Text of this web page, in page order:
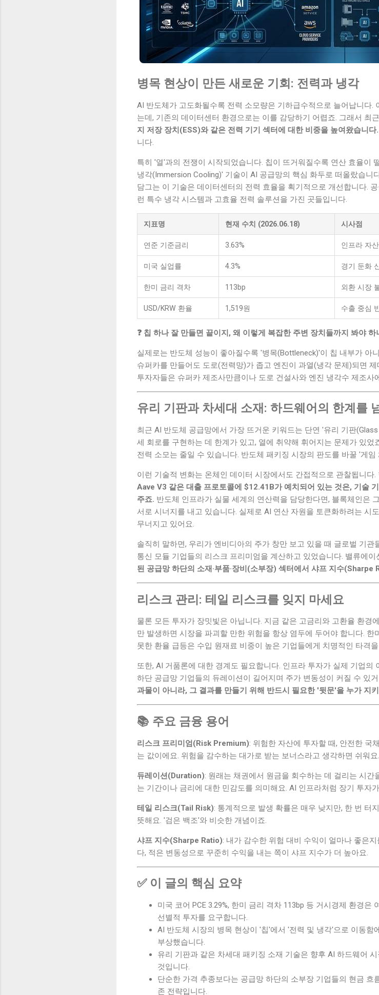
병목 현상이 만든 새로운 기회: 전력과 냉각
AI 반도체가 고도화될수록 전력 소모량은 기하급수적으로 늘어납니다.
는데, 기존의 데이터센터 환경으로는 이를 감당하기 어렵죠. 그래서 최근
지 저장 장치(ESS)와 같은 전력 기기 섹터에 대한 비중을 높여왔습니다.
니다.
특히 '열'과의 전쟁이 시작되었습니다. 칩이 뜨거워질수록 연산 효율이
냉각(Immersion Cooling)' 기술이 AI 공급망의 핵심 화두로 떠올랐습니
담그는 이 기술은 데이터센터의 전력 효율을 획기적으로 개선합니다.
런 특수 냉각 시스템과 고효율 전력 솔루션을 가진 곳들입니다.
지표명 현재 수치 (2026.06.18) 시사점
연준 기준금리 3.63% 인프라 자
미국 실업률 4.3% 경기 둔화
한미 금리 격차 113bp 외환 시장
USD/KRW 환율 1,519원 수출 중심
❓ 칩 하나 잘 만들면 끝이지, 왜 이렇게 복잡한 주변 장치들까지 봐야 하
실제로는 반도체 성능이 좋아질수록 '병목(Bottleneck)'이 칩 내부가 아
슈퍼카를 만들어도 도로(전력망)가 좁고 엔진이 과열(냉각 문제)되면
투자자들은 슈퍼카 제조사만큼이나 도로 건설사와 엔진 냉각수 제조사
유리 기판과 차세대 소재: 하드웨어의 한계를
최근 AI 반도체 공급망에서 가장 뜨거운 키워드는 단연 '유리 기판
세 회로를 구현하는 데 한계가 있고, 열에 취약해 휘어지는 문제가 있
전력 소모는 줄일 수 있습니다. 반도체 패키징 시장의 판도를 바꿀 '게
이런 기술적 변화는 온체인 데이터 시장에서도 간접적으로 관찰됩니다.
Aave V3 같은 대출 프로토콜에 $12.41B가 예치되어 있는 것은, 기술
주죠. 반도체 인프라가 실물 세계의 연산력을 담당한다면, 블록체인은
서로 시너지를 내고 있습니다. 실제로 AI 연산 자원을 토큰화하려는 시
무너지고 있어요.
솔직히 말하면, 우리가 엔비디아의 주가 창만 보고 있을 때 글로벌 기
통신 모듈 기업들의 리스크 프리미엄을 계산하고 있었습니다. 밸류에
된 공급망 하단의 소재·부품·장비(소부장) 섹터에서 샤프 지수(Sharpe
리스크 관리: 테일 리스크를 잊지 마세요
물론 모든 투자가 장밋빛은 아닙니다. 지금 같은 고금리와 고환율 환경
만 발생하면 시장을 파괴할 만한 위험을 항상 염두에 두어야 합니다.
못한 환율 급등은 수입 원재료 비중이 높은 기업들에게 치명적인 타격
또한, AI 거품론에 대한 경계도 필요합니다. 인프라 투자가 실제 기업
하단 공급망 기업들의 듀레이션이 길어지며 주가 변동성이 커질 수 있
과물이 아니라, 그 결과를 만들기 위해 반드시 필요한 '뒷문'을 누가 지
📚 주요 금융 용어
리스크 프리미엄(Risk Premium): 위험한 자산에 투자할 때, 안전한 국
는 값이에요. 위험을 감수하는 대가로 받는 보너스라고 생각하면 쉬워요.
듀레이션(Duration): 원래는 채권에서 원금을 회수하는 데 걸리는 시
는 기간이나 금리에 대한 민감도를 의미해요. AI 인프라처럼 장기 투자
테일 리스크(Tail Risk): 통계적으로 발생 확률은 매우 낮지만, 한 번 터
뜻해요. '검은 백조'와 비슷한 개념이죠.
샤프 지수(Sharpe Ratio): 내가 감수한 위험 대비 수익이 얼마나 좋은
다, 적은 변동성으로 꾸준히 수익을 내는 쪽이 샤프 지수가 더 높아요.
✅ 이 글의 핵심 요약
미국 코어 PCE 3.29%, 한미 금리 격차 113bp 등 거시경제 환경
선별적 투자를 요구합니다.
AI 반도체 시장의 병목 현상이 '칩'에서 '전력 및 냉각'으로 이동함
부상했습니다.
유리 기판과 같은 차세대 패키징 소재 기술은 향후 AI 하드웨어
것입니다.
단순한 가격 추종보다는 공급망 하단의 소부장 기업들의 현금
존 전략입니다.